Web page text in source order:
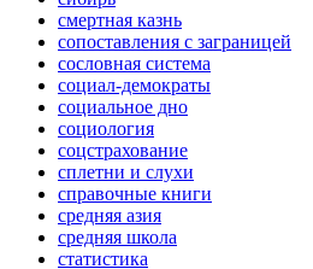
смертная казнь
сопоставления с заграницей
сословная система
социал-демократы
социальное дно
социология
соцстрахование
сплетни и слухи
справочные книги
средняя азия
средняя школа
статистика